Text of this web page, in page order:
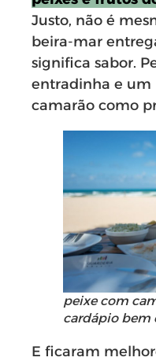
Justo, não é
beira-mar
significa sabor.
entradinha e um
camarão como
peixe com
cardápio bem
E ficaram